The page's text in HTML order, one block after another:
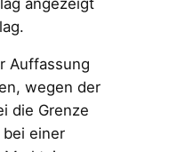
Auffassung
wegen der
die Grenze
einer